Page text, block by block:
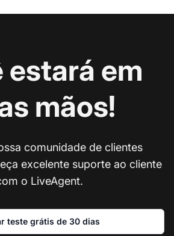
estará em
mãos!
comunidade de clientes
excelente suporte ao cliente
o LiveAgent.
teste grátis de 30 dias